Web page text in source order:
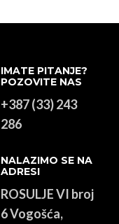
IMATE PITANJE?
POZOVITE NAS
+387 (33) 243
286
NALAZIMO SE NA
ADRESI
ROSULJE VI broj
6 Vogošća,